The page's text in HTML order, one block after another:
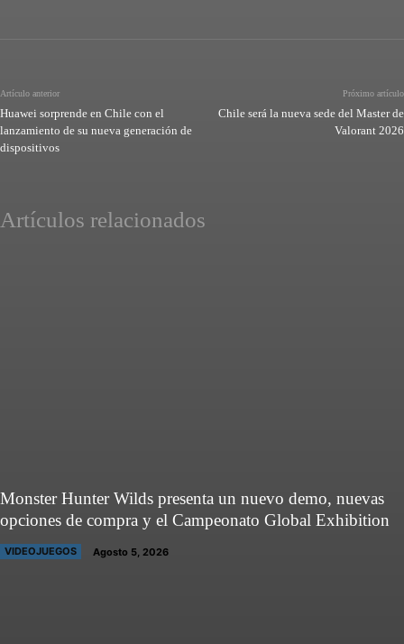
Artículo anterior
Huawei sorprende en Chile con el
lanzamiento de su nueva generación de
dispositivos
Próximo artículo
Chile será la nueva sede del Master de
Valorant 2026
Artículos relacionados
Monster Hunter Wilds presenta un nuevo demo, nuevas
opciones de compra y el Campeonato Global Exhibition
VIDEOJUEGOS Agosto 5, 2026